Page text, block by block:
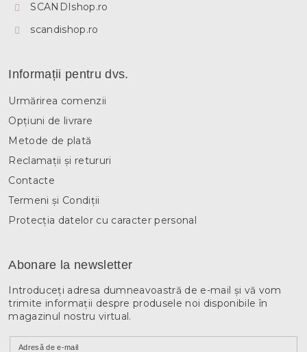
SCANDIshop.ro
scandishop.ro
Informații pentru dvs.
Urmărirea comenzii
Opțiuni de livrare
Metode de plată
Reclamații și retururi
Contacte
Termeni și Condiții
Protecția datelor cu caracter personal
Abonare la newsletter
Introduceţi adresa dumneavoastră de e-mail şi vă vom
trimite informaţii despre produsele noi disponibile în
magazinul nostru virtual.
Adresă de e-mail